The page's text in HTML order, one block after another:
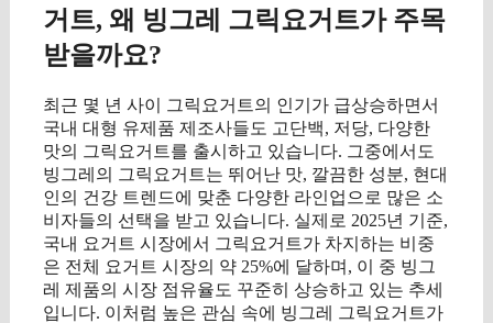
거트, 왜 빙그레 그릭요거트가 주목
받을까요?
최근 몇 년 사이 그릭요거트의 인기가 급상승하면서
국내 대형 유제품 제조사들도 고단백, 저당, 다양한
맛의 그릭요거트를 출시하고 있습니다. 그중에서도
빙그레의 그릭요거트는 뛰어난 맛, 깔끔한 성분, 현대
인의 건강 트렌드에 맞춘 다양한 라인업으로 많은 소
비자들의 선택을 받고 있습니다. 실제로 2025년 기준,
국내 요거트 시장에서 그릭요거트가 차지하는 비중
은 전체 요거트 시장의 약 25%에 달하며, 이 중 빙그
레 제품의 시장 점유율도 꾸준히 상승하고 있는 추세
입니다. 이처럼 높은 관심 속에 빙그레 그릭요거트가